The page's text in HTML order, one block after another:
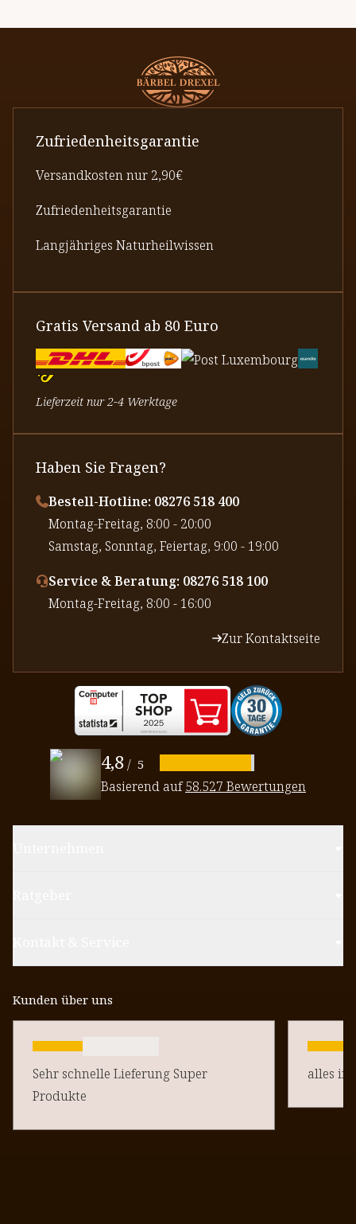
Zufriedenheitsgarantie
Versandkosten nur 2,90€
Zufriedenheitsgarantie
Langjähriges Naturheilwissen
Gratis Versand ab 80 Euro
Lieferzeit nur 2-4 Werktage
Haben Sie Fragen?
Bestell-Hotline: 08276 518 400
⁠Montag-Freitag, 8:00 - 20:00
⁠Samstag, Sonntag, Feiertag, 9:00 - 19:00
Service & Beratung: 08276 518 100
⁠Montag-Freitag, 8:00 - 16:00
Zur Kontaktseite
4,8/ 5
Basierend auf58.527 Bewertungen
Kunden über uns
Sehr schnelle Lieferung Super
Produkte
alles in